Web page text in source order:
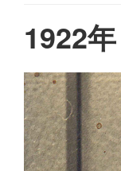
1922年